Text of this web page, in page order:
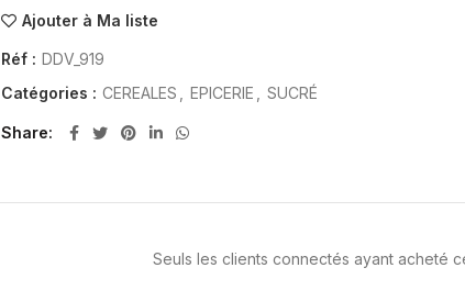
Ajouter à Ma liste
Réf : DDV_919
Catégories : CEREALES EPICERIE SUCRÉ
Share
Seuls les clients connectés ayant acheté